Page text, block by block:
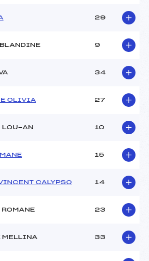
FABRE CHLOE (CA)
BEAU
11H25
BARBE LIONEL (CA)
NEDANI ROMAIN (CA)
ISSAUTIER MATHILDE
(CA)
:
+1
U8+U10
29
9
34
OLIVIA 27
LOU-AN 10
15
CALYPSO 14
ROMANE 23
MELLINA 33